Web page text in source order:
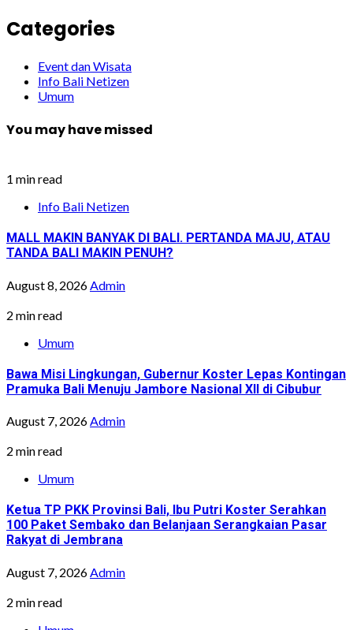
Categories
Event dan Wisata
Info Bali Netizen
Umum
You may have missed
1 min read
Info Bali Netizen
MALL MAKIN BANYAK DI BALI. PERTANDA MAJU, ATAU
TANDA BALI MAKIN PENUH?
August 8, 2026 Admin
2 min read
Umum
Bawa Misi Lingkungan, Gubernur Koster Lepas Kontingan
Pramuka Bali Menuju Jambore Nasional XII di Cibubur
August 7, 2026Admin
2 min read
Umum
Ketua TP PKK Provinsi Bali, Ibu Putri Koster Serahkan
100 Paket Sembako dan Belanjaan Serangkaian Pasar
Rakyat di Jembrana
August 7, 2026 Admin
2 min read